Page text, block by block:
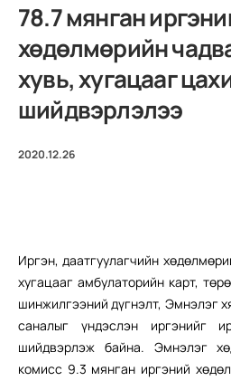
78.7 мянган
хөдөлмөрийн
хувь, хугацааг
шийдвэрлэлээ
2020.12.26
Иргэн, даатгуулагчийн
хугацааг амбулаторийн карт,
шинжилгээний дүгнэлт, Эмнэлэг
саналыг үндэслэн иргэнийг
шийдвэрлэж байна. Эмнэлэг
комисс 9.3 мянган иргэний